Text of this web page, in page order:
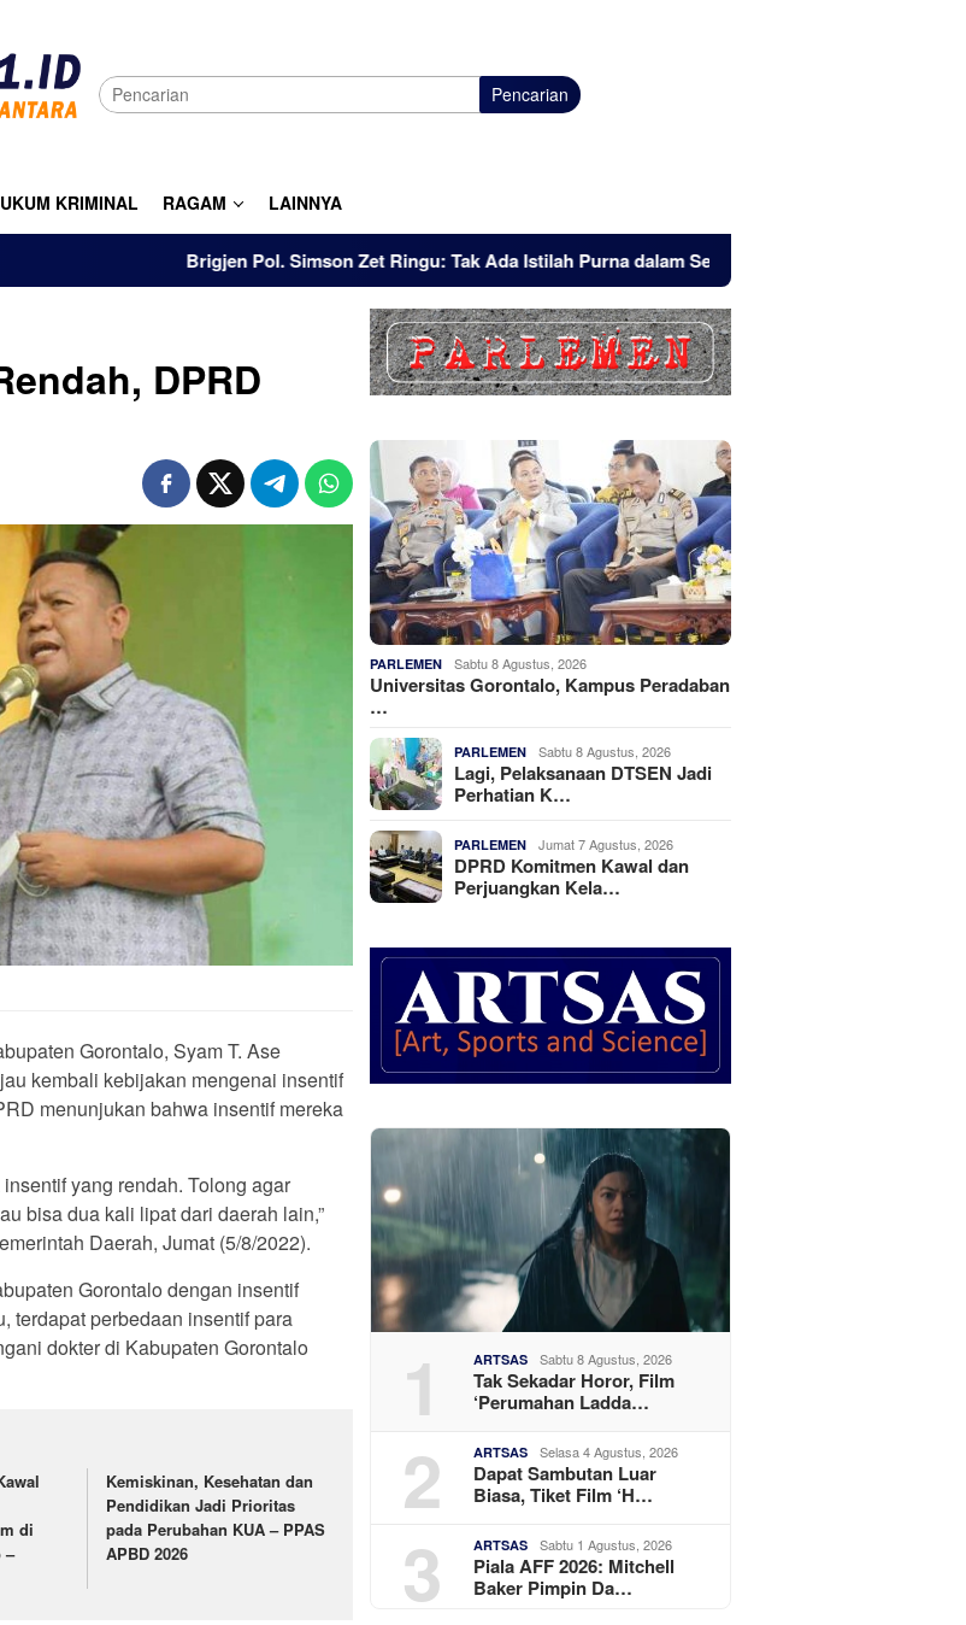
Pencarian
KRIMINAL RAGAM LAINNYA
Brigjen Pol. Simson Zet Ringu: Tak Ada Istilah Purna dalam Semangat Pengabdian
DPRD
Gorontalo, Syam T. Ase
kembali kebijakan mengenai insentif
menunjukan bahwa insentif mereka
yang rendah. Tolong agar
bisa dua kali lipat dari daerah lain,”
Daerah, Jumat (5/8/2022).
Gorontalo dengan insentif
terdapat perbedaan insentif para
dokter di Kabupaten Gorontalo
di
–
Kemiskinan, Kesehatan dan
Pendidikan Jadi Prioritas
pada Perubahan KUA – PPAS
APBD 2026
PARLEMEN Sabtu 8 Agustus, 2026
Universitas Gorontalo, Kampus Peradaban
…
PARLEMEN Sabtu 8 Agustus, 2026
Lagi, Pelaksanaan DTSEN Jadi
Perhatian K…
PARLEMEN Jumat 7 Agustus, 2026
DPRD Komitmen Kawal dan
Perjuangkan Kela…
1 ARTSAS Sabtu 8 Agustus, 2026
Tak Sekadar Horor, Film
‘Perumahan Ladda…
2 ARTSAS Selasa 4 Agustus, 2026
Dapat Sambutan Luar
Biasa, Tiket Film ‘H…
3 ARTSAS Sabtu 1 Agustus, 2026
Piala AFF 2026: Mitchell
Baker Pimpin Da…